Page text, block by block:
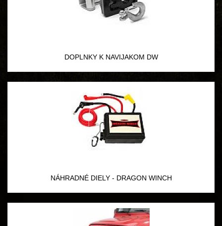
DOPLNKY K NAVIJAKOM DW
NÁHRADNÉ DIELY - DRAGON WINCH